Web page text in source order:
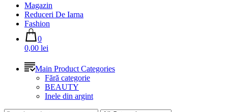
Magazin
Reduceri De Iarna
Fashion
0
0,00 lei
Main Product Categories
Fără categorie
BEAUTY
Inele din argint